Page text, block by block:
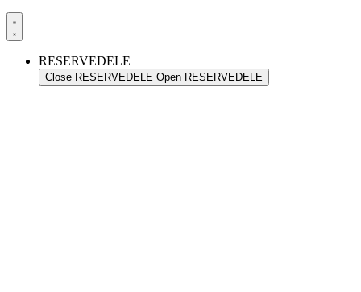
RESERVEDELE
Close RESERVEDELE Open RESERVEDELE